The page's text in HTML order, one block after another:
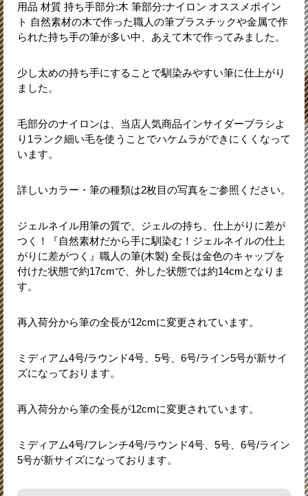
用品 材質 持ち手部分:木 筆部分:ナイロン オススメポイン
ト 自然素材の木で作った職人の筆プラスチックや金属で作
られた持ち手の筆が多い中、あえて木で作ってみました。
少し太めの持ち手にすることで馴染みやすい筆に仕上がり
ました。
毛部分のナイロンは、当店人気商品インサイダーブラシよ
り1ランク細い毛を使うことでハケムラができにくくなって
います。
詳しいカラー・筆の種類は2枚目の写真をご参照ください。
ジェルネイル用筆の質で、ジェルの持ち、仕上がりに差が
つく！『自然素材だから手に馴染む！ジェルネイルの仕上
がりに差がつく』職人の筆(木製) 全長は金色のキャップを
付けた状態で約17cmで、外した状態では約14cmとなりま
す。
再入荷分から筆の全長が12cmに変更されています。
ミディアム4号/ラウンド4号、5号、6号/ライン5号が新サイ
ズになっております。
再入荷分から筆の全長が12cmに変更されています。
ミディアム4号/フレンチ4号/ラウンド4号、5号、6号/ライン
5号が新サイズになっております。